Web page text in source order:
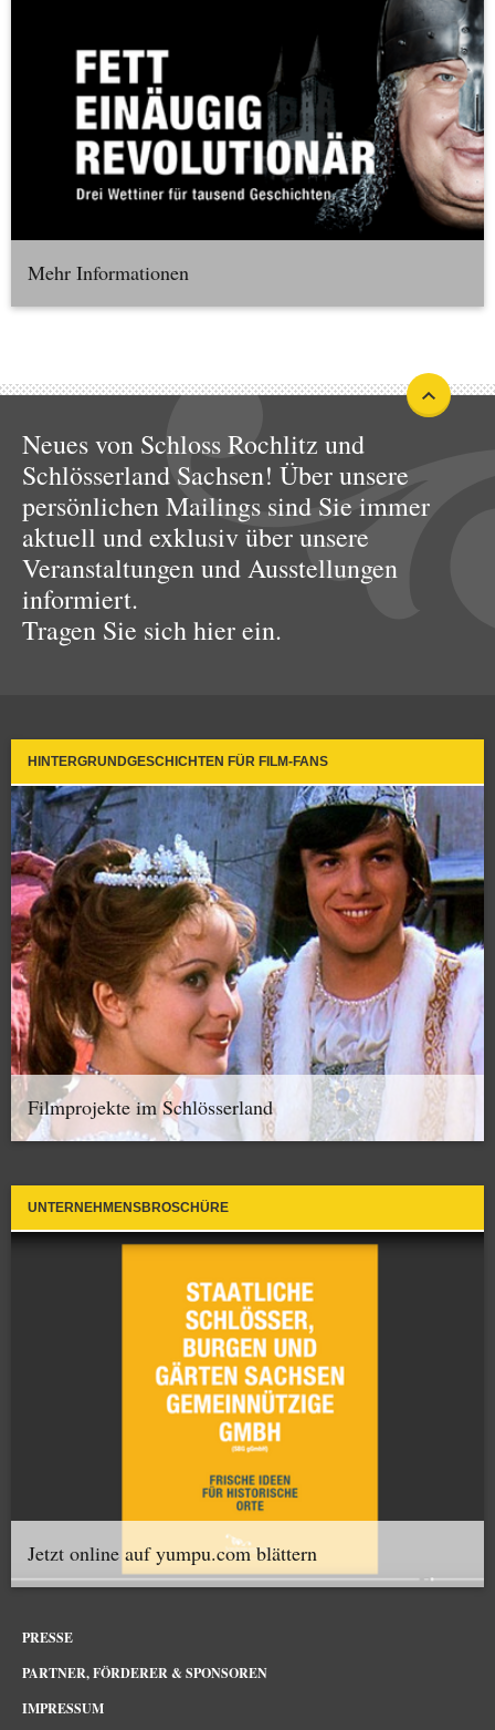
Mehr Informationen
Neues von Schloss Rochlitz und
Schlösserland Sachsen! Über unsere
persönlichen Mailings sind Sie immer
aktuell und exklusiv über unsere
Veranstaltungen und Ausstellungen
informiert.
Tragen Sie sich hier ein.
HINTERGRUNDGESCHICHTEN FÜR FILM-FANS
Filmprojekte im Schlösserland
UNTERNEHMENSBROSCHÜRE
Jetzt online auf yumpu.com blättern
PRESSE
PARTNER, FÖRDERER & SPONSOREN
IMPRESSUM